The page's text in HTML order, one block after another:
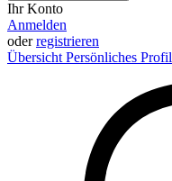
Ihr Konto
Anmelden
oderregistrieren
Übersicht Persönliches Profil